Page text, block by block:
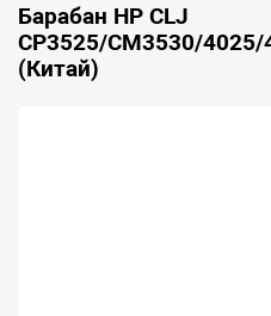
Барабан HP CLJ
СP3525/CM3530/4025/
(Китай)